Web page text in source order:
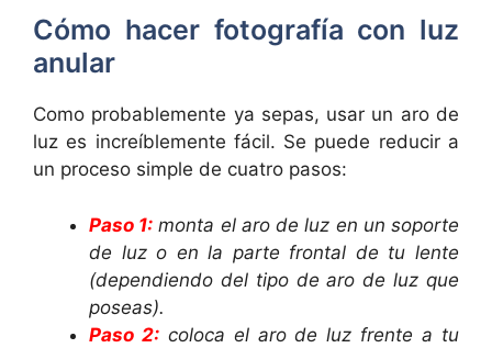
Cómo hacer fotografía con luz
anular
Como probablemente ya sepas, usar un aro de
luz es increíblemente fácil. Se puede reducir a
un proceso simple de cuatro pasos:
Paso 1: monta el aro de luz en un soporte
de luz o en la parte frontal de tu lente
(dependiendo del tipo de aro de luz que
poseas).
Paso 2:coloca el aro de luz frente a tu